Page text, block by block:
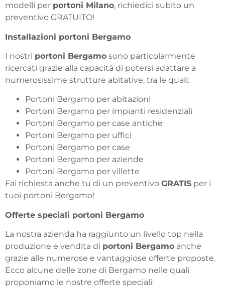
modelli per portoni Milano, richiedici subito un
preventivo GRATUITO!
Installazioni portoni Bergamo
I nostri portoni Bergamo sono particolarmente
ricercati grazie alla capacità di potersi adattare a
numerosissime strutture abitative, tra le quali:
Portoni Bergamo per abitazioni
Portoni Bergamo per impianti residenziali
Portoni Bergamo per case antiche
Portoni Bergamo per uffici
Portoni Bergamo per case
Portoni Bergamo per aziende
Portoni Bergamo per villette
Fai richiesta anche tu di un preventivo GRATIS per i
tuoi portoni Bergamo!
Offerte speciali portoni Bergamo
La nostra azienda ha raggiunto un livello top nella
produzione e vendita di portoni Bergamo anche
grazie alle numerose e vantaggiose offerte proposte.
Ecco alcune delle zone di Bergamo nelle quali
proponiamo le nostre offerte speciali: